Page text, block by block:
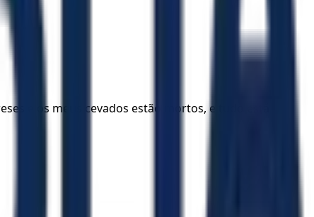
e os meus cevados estão mortos, e tudo está